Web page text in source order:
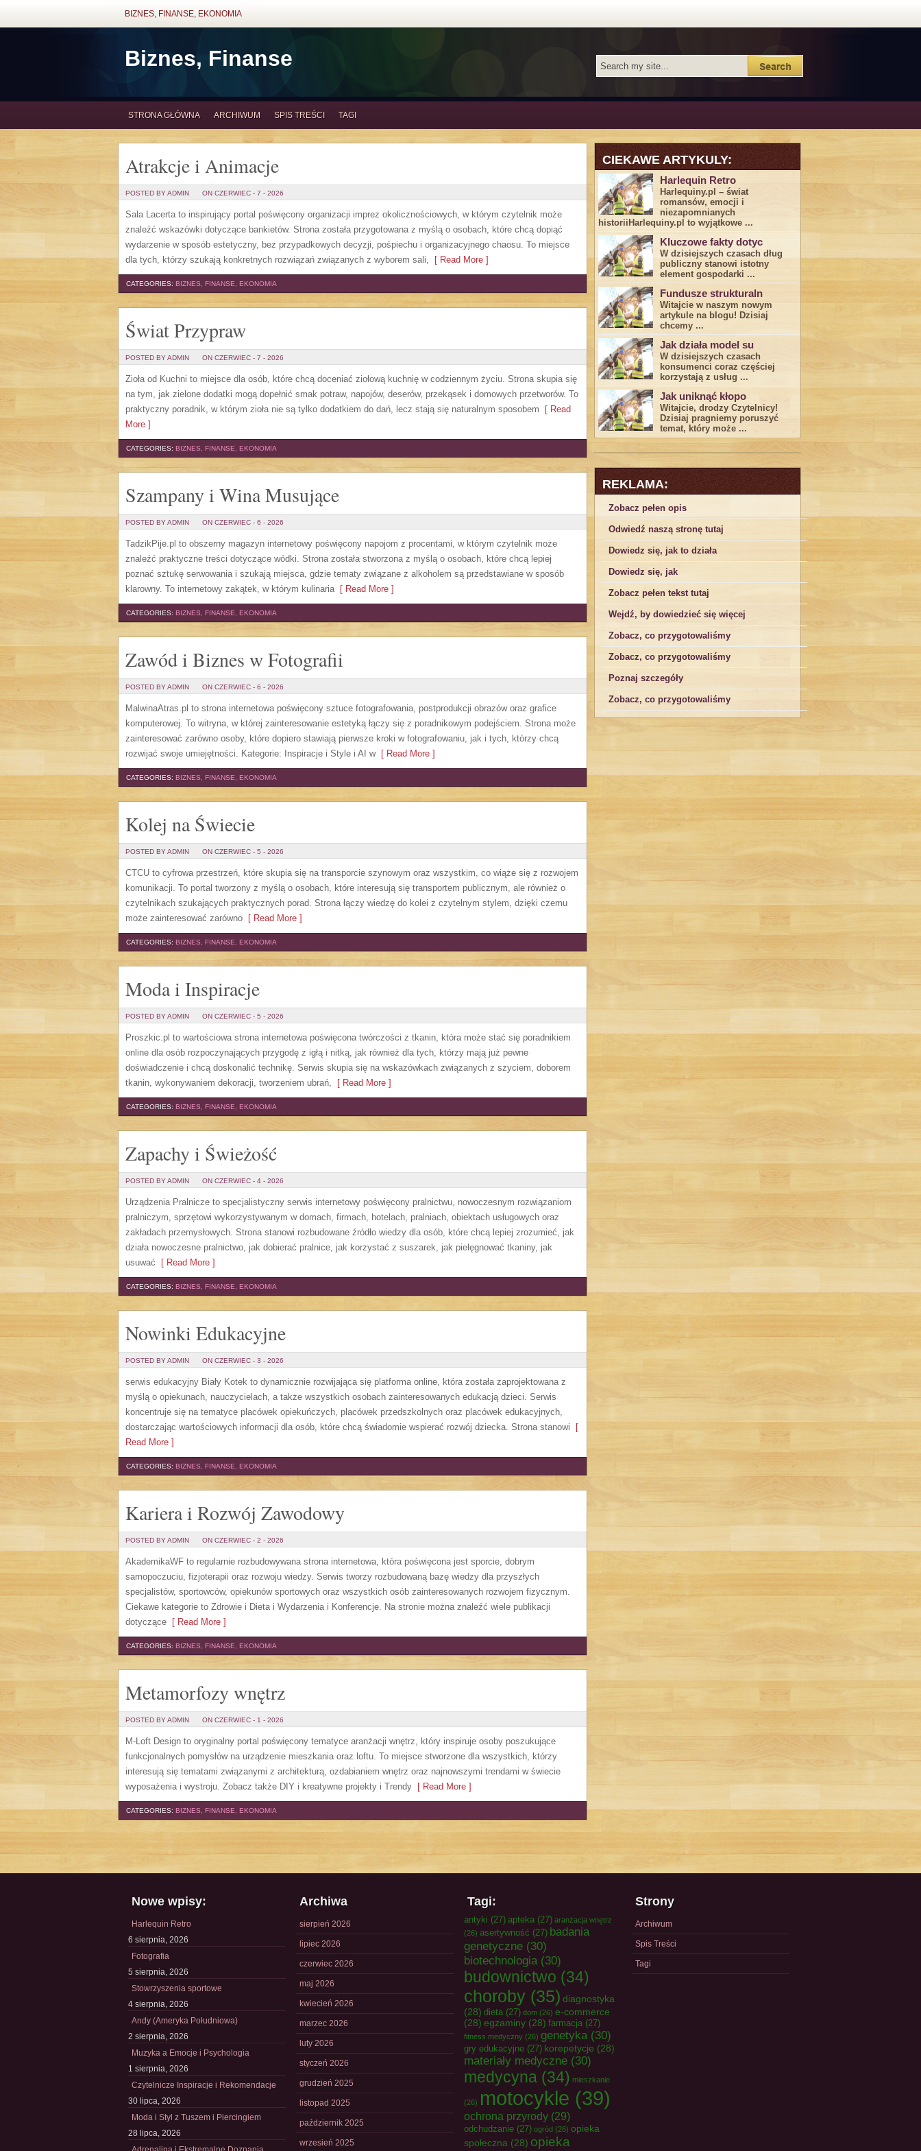
BIZNES, FINANSE, EKONOMIA
Biznes, Finanse
STRONA GŁÓWNA ARCHIWUM SPIS TREŚCI TAGI
Atrakcje i Animacje
POSTED BY ADMIN ON CZERWIEC - 7 - 2026
Sala Lacerta to inspirujący portal poświęcony organizacji imprez okolicznościowych, w którym czytelnik może
znaleźć wskazówki dotyczące bankietów. Strona została przygotowana z myślą o osobach, które chcą dopiąć
wydarzenie w sposób estetyczny, bez przypadkowych decyzji, pośpiechu i organizacyjnego chaosu. To miejsce
dla tych, którzy szukają konkretnych rozwiązań związanych z wyborem sali, [ Read More ]
CATEGORIES: BIZNES, FINANSE, EKONOMIA
Świat Przypraw
POSTED BY ADMIN ON CZERWIEC - 7 - 2026
Zioła od Kuchni to miejsce dla osób, które chcą doceniać ziołową kuchnię w codziennym życiu. Strona skupia się
na tym, jak zielone dodatki mogą dopełnić smak potraw, napojów, deserów, przekąsek i domowych przetworów. To
praktyczny poradnik, w którym zioła nie są tylko dodatkiem do dań, lecz stają się naturalnym sposobem [ Read
More ]
CATEGORIES: BIZNES, FINANSE, EKONOMIA
Szampany i Wina Musujące
POSTED BY ADMIN ON CZERWIEC - 6 - 2026
TadzikPije.pl to obszerny magazyn internetowy poświęcony napojom z procentami, w którym czytelnik może
znaleźć praktyczne treści dotyczące wódki. Strona została stworzona z myślą o osobach, które chcą lepiej
poznać sztukę serwowania i szukają miejsca, gdzie tematy związane z alkoholem są przedstawiane w sposób
klarowny. To internetowy zakątek, w którym kulinaria[ Read More ]
CATEGORIES: BIZNES, FINANSE, EKONOMIA
Zawód i Biznes w Fotografii
POSTED BY ADMIN ON CZERWIEC - 6 - 2026
MalwinaAtras.pl to strona internetowa poświęcony sztuce fotografowania, postprodukcji obrazów oraz grafice
komputerowej. To witryna, w której zainteresowanie estetyką łączy się z poradnikowym podejściem. Strona może
zainteresować zarówno osoby, które dopiero stawiają pierwsze kroki w fotografowaniu, jak i tych, którzy chcą
rozwijać swoje umiejętności. Kategorie: Inspiracje i Style i AI w[ Read More ]
CATEGORIES: BIZNES, FINANSE, EKONOMIA
Kolej na Świecie
POSTED BY ADMIN ON CZERWIEC - 5 - 2026
CTCU to cyfrowa przestrzeń, które skupia się na transporcie szynowym oraz wszystkim, co wiąże się z rozwojem
komunikacji. To portal tworzony z myślą o osobach, które interesują się transportem publicznym, ale również o
czytelnikach szukających praktycznych porad. Strona łączy wiedzę do kolei z czytelnym stylem, dzięki czemu
może zainteresować zarówno [ Read More ]
CATEGORIES: BIZNES, FINANSE, EKONOMIA
Moda i Inspiracje
POSTED BY ADMIN ON CZERWIEC - 5 - 2026
Proszkic.pl to wartościowa strona internetowa poświęcona twórczości z tkanin, która może stać się poradnikiem
online dla osób rozpoczynających przygodę z igłą i nitką, jak również dla tych, którzy mają już pewne
doświadczenie i chcą doskonalić technikę. Serwis skupia się na wskazówkach związanych z szyciem, doborem
tkanin, wykonywaniem dekoracji, tworzeniem ubrań, [ Read More ]
CATEGORIES: BIZNES, FINANSE, EKONOMIA
Zapachy i Świeżość
POSTED BY ADMIN ON CZERWIEC - 4 - 2026
Urządzenia Pralnicze to specjalistyczny serwis internetowy poświęcony pralnictwu, nowoczesnym rozwiązaniom
pralniczym, sprzętowi wykorzystywanym w domach, firmach, hotelach, pralniach, obiektach usługowych oraz
zakładach przemysłowych. Strona stanowi rozbudowane źródło wiedzy dla osób, które chcą lepiej zrozumieć, jak
działa nowoczesne pralnictwo, jak dobierać pralnice, jak korzystać z suszarek, jak pielęgnować tkaniny, jak
usuwać [ Read More ]
CATEGORIES: BIZNES, FINANSE, EKONOMIA
Nowinki Edukacyjne
POSTED BY ADMIN ON CZERWIEC - 3 - 2026
serwis edukacyjny Biały Kotek to dynamicznie rozwijająca się platforma online, która została zaprojektowana z
myślą o opiekunach, nauczycielach, a także wszystkich osobach zainteresowanych edukacją dzieci. Serwis
koncentruje się na tematyce placówek opiekuńczych, placówek przedszkolnych oraz placówek edukacyjnych,
dostarczając wartościowych informacji dla osób, które chcą świadomie wspierać rozwój dziecka. Strona stanowi [
Read More ]
CATEGORIES: BIZNES, FINANSE, EKONOMIA
Kariera i Rozwój Zawodowy
POSTED BY ADMIN ON CZERWIEC - 2 - 2026
AkademikaWF to regularnie rozbudowywana strona internetowa, która poświęcona jest sporcie, dobrym
samopoczuciu, fizjoterapii oraz rozwoju wiedzy. Serwis tworzy rozbudowaną bazę wiedzy dla przyszłych
specjalistów, sportowców, opiekunów sportowych oraz wszystkich osób zainteresowanych rozwojem fizycznym.
Ciekawe kategorie to Zdrowie i Dieta i Wydarzenia i Konferencje. Na stronie można znaleźć wiele publikacji
dotyczące [ Read More ]
CATEGORIES: BIZNES, FINANSE, EKONOMIA
Metamorfozy wnętrz
POSTED BY ADMIN ON CZERWIEC - 1 - 2026
M-Loft Design to oryginalny portal poświęcony tematyce aranżacji wnętrz, który inspiruje osoby poszukujące
funkcjonalnych pomysłów na urządzenie mieszkania oraz loftu. To miejsce stworzone dla wszystkich, którzy
interesują się tematami związanymi z architekturą, ozdabianiem wnętrz oraz najnowszymi trendami w świecie
wyposażenia i wystroju. Zobacz także DIY i kreatywne projekty i Trendy [ Read More ]
CATEGORIES: BIZNES, FINANSE, EKONOMIA
CIEKAWE ARTYKULY:
Harlequin Retro
Harlequiny.pl – świat
romansów, emocji i
niezapomnianych
historiiHarlequiny.pl to wyjątkowe ...
Kluczowe fakty dotyc
W dzisiejszych czasach dług
publiczny stanowi istotny
element gospodarki ...
Fundusze strukturaln
Witajcie w naszym nowym
artykule na blogu! Dzisiaj
chcemy ...
Jak działa model su
W dzisiejszych czasach
konsumenci ‌coraz częściej
korzystają z usług⁤ ...
Jak uniknąć kłopo
Witajcie, drodzy Czytelnicy!
Dzisiaj pragniemy poruszyć
temat, który może ...
REKLAMA:
Zobacz pełen opis
Odwiedź naszą stronę tutaj
Dowiedz się, jak to działa
Dowiedz się, jak
Zobacz pełen tekst tutaj
Wejdź, by dowiedzieć się więcej
Zobacz, co przygotowaliśmy
Zobacz, co przygotowaliśmy
Poznaj szczegóły
Zobacz, co przygotowaliśmy
Nowe wpisy:
Harlequin Retro
6 sierpnia, 2026
Fotografia
5 sierpnia, 2026
Stowrzyszenia sportowe
4 sierpnia, 2026
Andy (Ameryka Południowa)
2 sierpnia, 2026
Muzyka a Emocje i Psychologia
1 sierpnia, 2026
Czytelnicze Inspiracje i Rekomendacje
30 lipca, 2026
Moda i Styl z Tuszem i Piercingiem
28 lipca, 2026
Archiwa
sierpień 2026
lipiec 2026
czerwiec 2026
maj 2026
kwiecień 2026
marzec 2026
luty 2026
styczeń 2026
grudzień 2025
listopad 2025
październik 2025
wrzesień 2025
Tagi:
antyki (27) apteka (27) aranżacja wnętrz
(26) asertywność (27) badania
genetyczne (30)
biotechnologia(30)
budownictwo (34)
choroby (35) diagnostyka
(28) dieta (27) dom (26) e-commerce
(28) egzaminy (28) farmacja (27)
fitness medyczny (26) genetyka(30)
gry edukacyjne (27) korepetycje (28)
materiały medyczne (30)
medycyna (34) mieszkanie
(26) motocykle (39)
ochrona przyrody (29)
odchudzanie (27) ogród (26) opieka
społeczna (28) opieka
Strony
Archiwum
Spis Treści
Tagi